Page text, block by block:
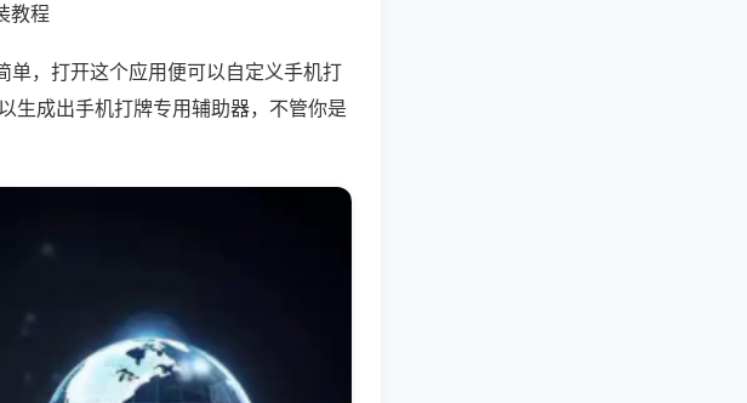
教程
单，打开这个应用便可以自定义手机打
生成出手机打牌专用辅助器，不管你是